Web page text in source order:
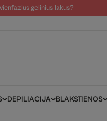
gelinius lakus?
DEPILIACIJA BLAKSTIENOS